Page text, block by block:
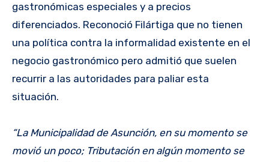
gastronómicas especiales y a precios
diferenciados. Reconoció Filártiga que no tienen
una política contra la informalidad existente en el
negocio gastronómico pero admitió que suelen
recurrir a las autoridades para paliar esta
situación.
“La Municipalidad de Asunción, en su momento se
movió un poco; Tributación en algún momento se